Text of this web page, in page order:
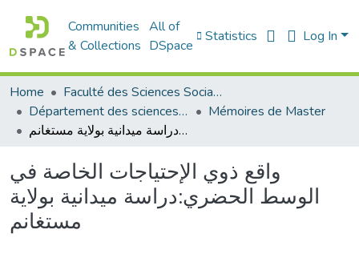
Communities
& Collections
All of
DSpace
Statistics Log In
Home
Faculté des Sciences Sociales
Département des sciences sociales
Mémoires de Master
واقع ذوي الإحتياجات الخاصة في الوسط الحضري:دراسة ميدانية بولاية مستغانم
واقع ذوي الإحتياجات الخاصة في
الوسط الحضري:دراسة ميدانية بولاية
مستغانم